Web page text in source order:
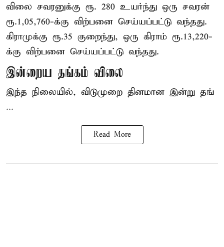
விலை சவரனுக்கு ரூ. 280 உயர்ந்து ஒரு சவரன்
ரூ.1,05,760-க்கு விற்பனை செய்யப்பட்டு வந்தது.
கிராமுக்கு ரூ.35 குறைந்து, ஒரு கிராம் ரூ.13,220-
க்கு விற்பனை செய்யப்பட்டு வந்தது.
இன்றைய தங்கம் விலை
இந்த நிலையில், விடுமுறை தினமான இன்று தங்
...
Read More